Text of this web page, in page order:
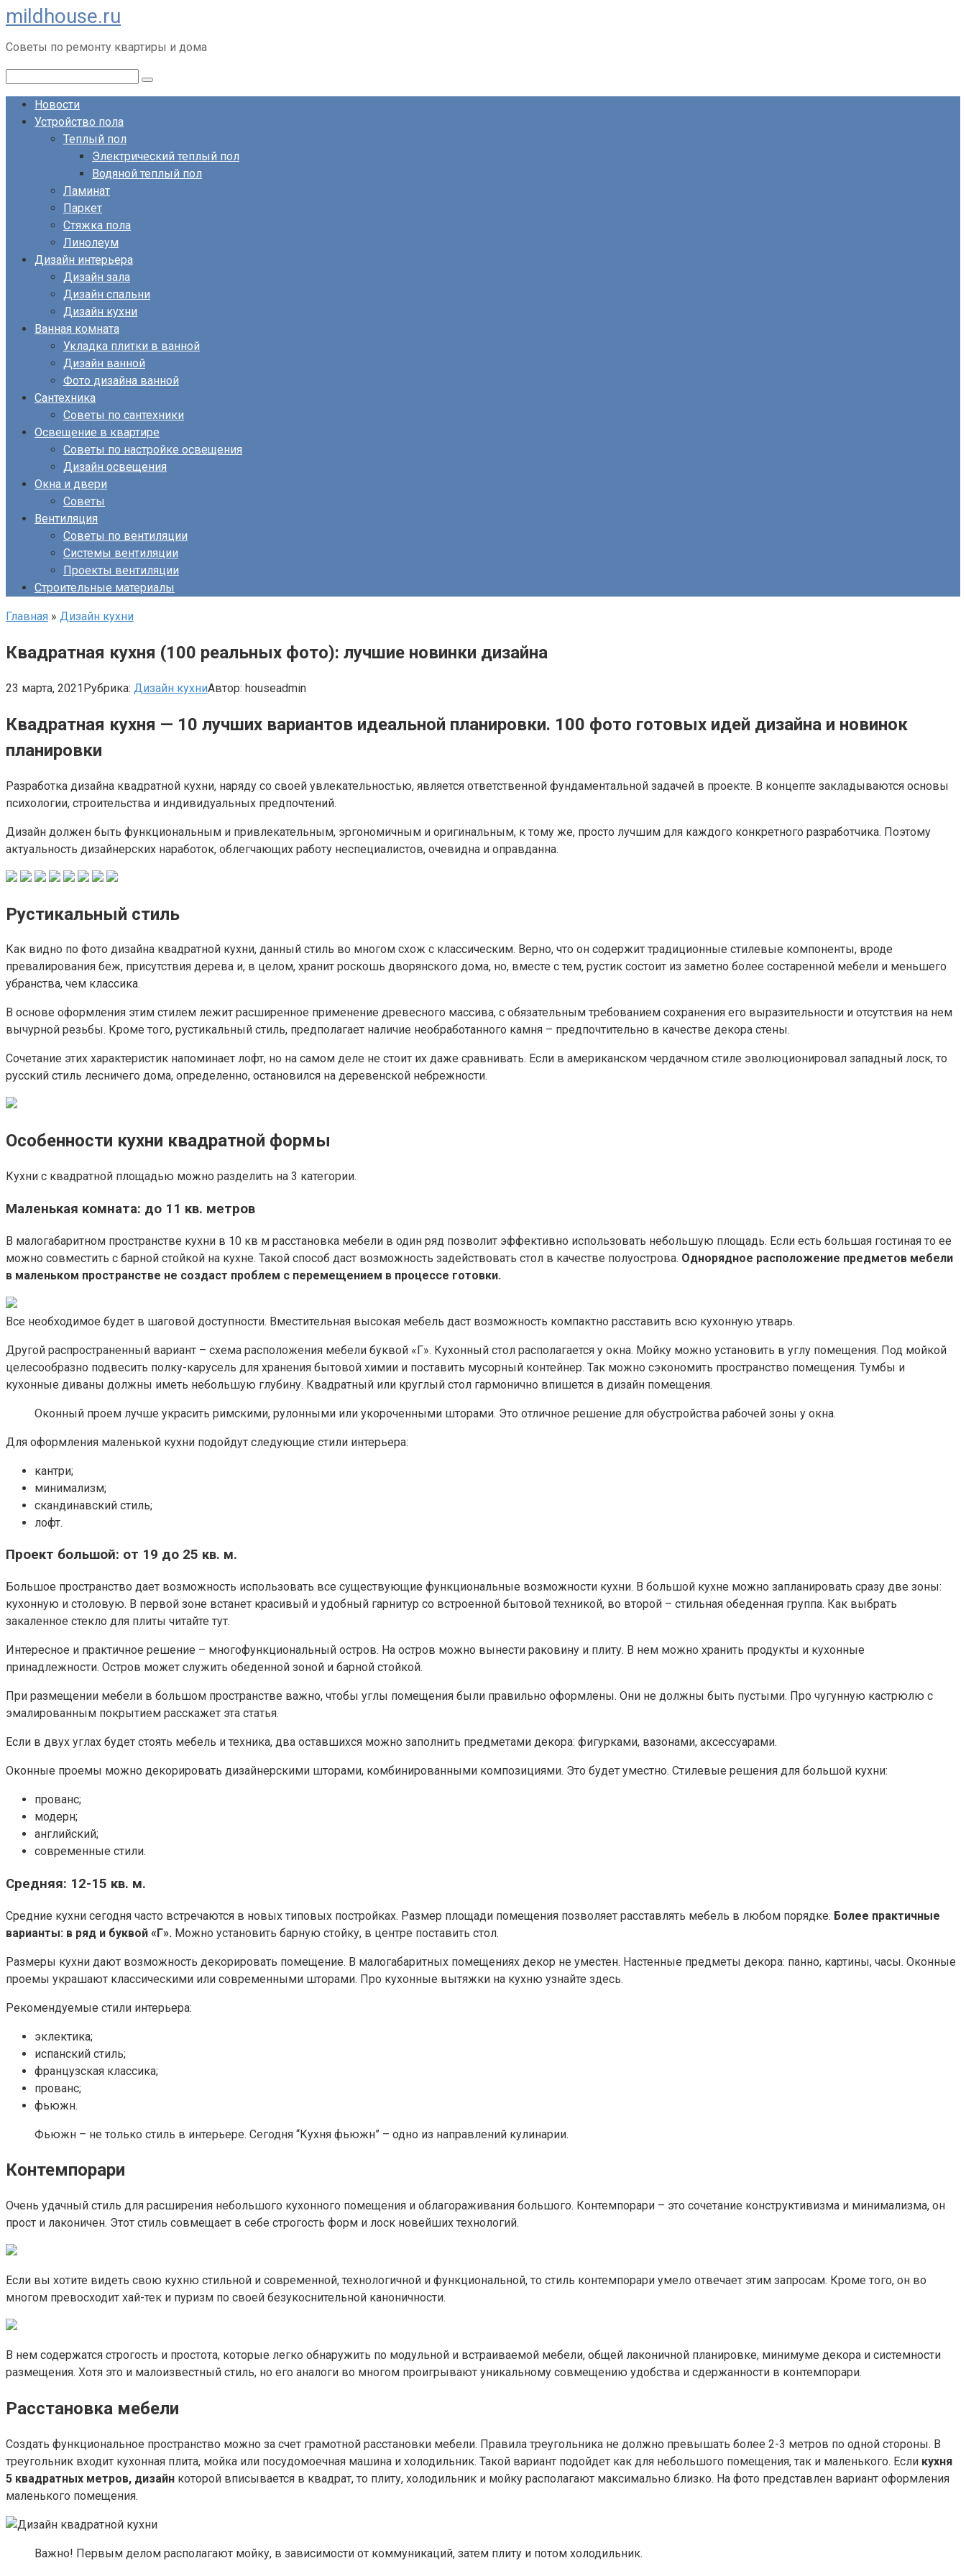
Перейти
к
контенту
mildhouse.ru
Советы по ремонту квартиры и дома
Новости
Устройство пола
Теплый пол
Электрический теплый пол
Водяной теплый пол
Ламинат
Паркет
Стяжка пола
Линолеум
Дизайн интерьера
Дизайн зала
Дизайн спальни
Дизайн кухни
Ванная комната
Укладка плитки в ванной
Дизайн ванной
Фото дизайна ванной
Сантехника
Советы по сантехники
Освещение в квартире
Советы по настройке освещения
Дизайн освещения
Окна и двери
Советы
Вентиляция
Советы по вентиляции
Системы вентиляции
Проекты вентиляции
Строительные материалы
Главная » Дизайн кухни
Квадратная кухня (100 реальных фото): лучшие новинки дизайна
23 марта, 2021Рубрика: Дизайн кухниАвтор: houseadmin
Квадратная кухня — 10 лучших вариантов идеальной планировки. 100 фото готовых идей дизайна и новинок
планировки
Разработка дизайна квадратной кухни, наряду со своей увлекательностью, является ответственной фундаментальной задачей в проекте. В концепте закладываются основы
психологии, строительства и индивидуальных предпочтений.
Дизайн должен быть функциональным и привлекательным, эргономичным и оригинальным, к тому же, просто лучшим для каждого конкретного разработчика. Поэтому
актуальность дизайнерских наработок, облегчающих работу неспециалистов, очевидна и оправданна.
Рустикальный стиль
Как видно по фото дизайна квадратной кухни, данный стиль во многом схож с классическим. Верно, что он содержит традиционные стилевые компоненты, вроде
превалирования беж, присутствия дерева и, в целом, хранит роскошь дворянского дома, но, вместе с тем, рустик состоит из заметно более состаренной мебели и меньшего
убранства, чем классика.
В основе оформления этим стилем лежит расширенное применение древесного массива, с обязательным требованием сохранения его выразительности и отсутствия на нем
вычурной резьбы. Кроме того, рустикальный стиль, предполагает наличие необработанного камня – предпочтительно в качестве декора стены.
Сочетание этих характеристик напоминает лофт, но на самом деле не стоит их даже сравнивать. Если в американском чердачном стиле эволюционировал западный лоск, то
русский стиль лесничего дома, определенно, остановился на деревенской небрежности.
Особенности кухни квадратной формы
Кухни с квадратной площадью можно разделить на 3 категории.
Маленькая комната: до 11 кв. метров
В малогабаритном пространстве кухни в 10 кв м расстановка мебели в один ряд позволит эффективно использовать небольшую площадь. Если есть большая гостиная то ее
можно совместить с барной стойкой на кухне. Такой способ даст возможность задействовать стол в качестве полуострова. Однорядное расположение предметов мебели
в маленьком пространстве не создаст проблем с перемещением в процессе готовки.
Все необходимое будет в шаговой доступности. Вместительная высокая мебель даст возможность компактно расставить всю кухонную утварь.
Другой распространенный вариант – схема расположения мебели буквой «Г». Кухонный стол располагается у окна. Мойку можно установить в углу помещения. Под мойкой
целесообразно подвесить полку-карусель для хранения бытовой химии и поставить мусорный контейнер. Так можно сэкономить пространство помещения. Тумбы и
кухонные диваны должны иметь небольшую глубину. Квадратный или круглый стол гармонично впишется в дизайн помещения.
Оконный проем лучше украсить римскими, рулонными или укороченными шторами. Это отличное решение для обустройства рабочей зоны у окна.
Для оформления маленькой кухни подойдут следующие стили интерьера:
кантри;
минимализм;
скандинавский стиль;
лофт.
Проект большой: от 19 до 25 кв. м.
Большое пространство дает возможность использовать все существующие функциональные возможности кухни. В большой кухне можно запланировать сразу две зоны:
кухонную и столовую. В первой зоне встанет красивый и удобный гарнитур со встроенной бытовой техникой, во второй – стильная обеденная группа. Как выбрать
закаленное стекло для плиты читайте тут.
Интересное и практичное решение – многофункциональный остров. На остров можно вынести раковину и плиту. В нем можно хранить продукты и кухонные
принадлежности. Остров может служить обеденной зоной и барной стойкой.
При размещении мебели в большом пространстве важно, чтобы углы помещения были правильно оформлены. Они не должны быть пустыми. Про чугунную кастрюлю с
эмалированным покрытием расскажет эта статья.
Если в двух углах будет стоять мебель и техника, два оставшихся можно заполнить предметами декора: фигурками, вазонами, аксессуарами.
Оконные проемы можно декорировать дизайнерскими шторами, комбинированными композициями. Это будет уместно. Стилевые решения для большой кухни:
прованс;
модерн;
английский;
современные стили.
Средняя: 12-15 кв. м.
Средние кухни сегодня часто встречаются в новых типовых постройках. Размер площади помещения позволяет расставлять мебель в любом порядке. Более практичные
варианты: в ряд и буквой «Г». Можно установить барную стойку, в центре поставить стол.
Размеры кухни дают возможность декорировать помещение. В малогабаритных помещениях декор не уместен. Настенные предметы декора: панно, картины, часы. Оконные
проемы украшают классическими или современными шторами. Про кухонные вытяжки на кухню узнайте здесь.
Рекомендуемые стили интерьера:
эклектика;
испанский стиль;
французская классика;
прованс;
фьюжн.
Фьюжн – не только стиль в интерьере. Сегодня “Кухня фьюжн” – одно из направлений кулинарии.
Контемпорари
Очень удачный стиль для расширения небольшого кухонного помещения и облагораживания большого. Контемпорари – это сочетание конструктивизма и минимализма, он
прост и лаконичен. Этот стиль совмещает в себе строгость форм и лоск новейших технологий.
Если вы хотите видеть свою кухню стильной и современной, технологичной и функциональной, то стиль контемпорари умело отвечает этим запросам. Кроме того, он во
многом превосходит хай-тек и пуризм по своей безукоснительной каноничности.
В нем содержатся строгость и простота, которые легко обнаружить по модульной и встраиваемой мебели, общей лаконичной планировке, минимуме декора и системности
размещения. Хотя это и малоизвестный стиль, но его аналоги во многом проигрывают уникальному совмещению удобства и сдержанности в контемпорари.
Расстановка мебели
Создать функциональное пространство можно за счет грамотной расстановки мебели. Правила треугольника не должно превышать более 2-3 метров по одной стороны. В
треугольник входит кухонная плита, мойка или посудомоечная машина и холодильник. Такой вариант подойдет как для небольшого помещения, так и маленького. Если кухня
5 квадратных метров, дизайн которой вписывается в квадрат, то плиту, холодильник и мойку располагают максимально близко. На фото представлен вариант оформления
маленького помещения.
Важно! Первым делом располагают мойку, в зависимости от коммуникаций, затем плиту и потом холодильник.